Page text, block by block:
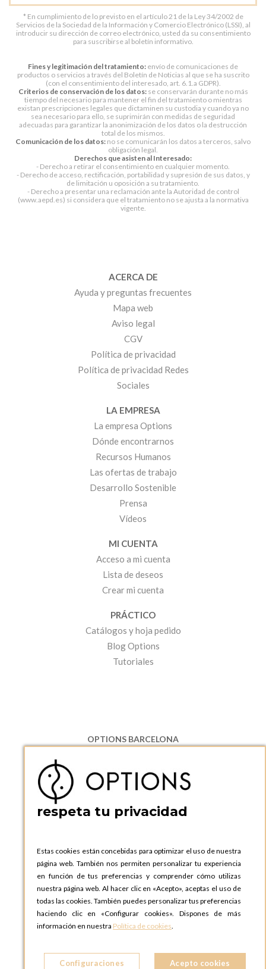
* En cumplimiento de lo previsto en el artículo 21 de la Ley 34/2002 de
Servicios de la Sociedad de la Información y Comercio Electrónico (LSSI), al
introducir su dirección de correo electrónico, usted da su consentimiento
para suscribirse al boletín informativo.
Fines y legitimación del tratamiento: envío de comunicaciones de
productos o servicios a través del Boletín de Noticias al que se ha suscrito
(con el consentimiento del interesado, art. 6.1.a GDPR).
Criterios de conservación de los datos:se conservarán durante no más
tiempo del necesario para mantener el fin del tratamiento o mientras
existan prescripciones legales que dictaminen su custodia y cuando ya no
sea necesario para ello, se suprimirán con medidas de seguridad
adecuadas para garantizar la anonimización de los datos o la destrucción
total de los mismos.
Comunicación de los datos: no se comunicarán los datos a terceros, salvo
obligación legal.
Derechos que asisten al Interesado:
- Derecho a retirar el consentimiento en cualquier momento.
- Derecho de acceso, rectificación, portabilidad y supresión de sus datos, y
de limitación u oposición a su tratamiento.
- Derecho a presentar una reclamación ante la Autoridad de control
(www.aepd.es) si considera que el tratamiento no se ajusta a la normativa
vigente.
ACERCA DE
Ayuda y preguntas frecuentes
Mapa web
Aviso legal
CGV
Política de privacidad
Política de privacidad Redes
Sociales
LA EMPRESA
La empresa Options
Dónde encontrarnos
Recursos Humanos
Las ofertas de trabajo
Desarrollo Sostenible
Prensa
Vídeos
MI CUENTA
Acceso a mi cuenta
Lista de deseos
Crear mi cuenta
PRÁCTICO
Catálogos y hoja pedido
Blog Options
Tutoriales
OPTIONS BARCELONA
08130 Santa Perpetua de Moguda, Barcelona
ESPAñA
Teléfono:
+34 935 724 041
OPTIONS BARCELONA SHOWROOM
ESPAñA
Teléfono:+34 935 724 041
OPTIONS MADRID
C. Lucio Emilio Cándido, 6,
28803 Alcalá de Henares, Madrid
ESPAñA
respeta tu privacidad
Estas cookies están concebidas para optimizar el uso de nuestra
página web. También nos permiten personalizar tu experiencia
en función de tus preferencias y comprender cómo utilizas
nuestra página web. Al hacer clic en «Acepto», aceptas el uso de
todas las cookies. También puedes personalizar tus preferencias
haciendo clic en «Configurar cookies». Dispones de más
información en nuestra Política de cookies.
Configuraciones Acepto cookies